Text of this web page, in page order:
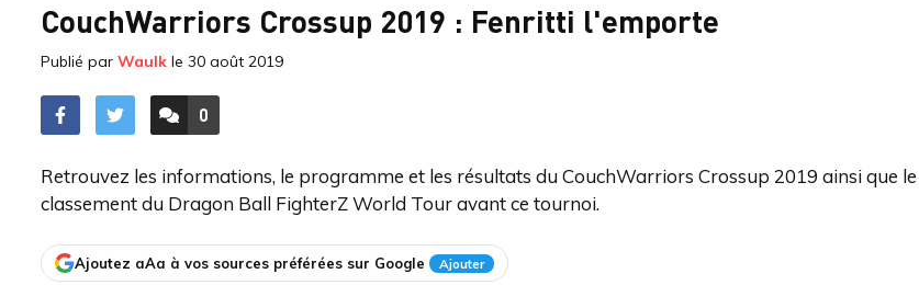
CouchWarriors Crossup 2019 : Fenritti l'emporte
Publié par Waulk le 30 août 2019
ACCÉDER AUX
0
COMMENTAIRES
Retrouvez les informations, le programme et les résultats du CouchWarriors Crossup 2019 ainsi que le
classement du Dragon Ball FighterZ World Tour avant ce tournoi.
Ajoutez aAa à vos sources préférées sur Google Ajouter